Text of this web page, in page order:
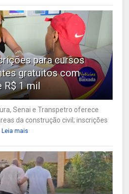
para cursos
gratuitos com
R$ 1 mil
Senai e Transpetro oferece
da construção civil; inscrições
Leia mais